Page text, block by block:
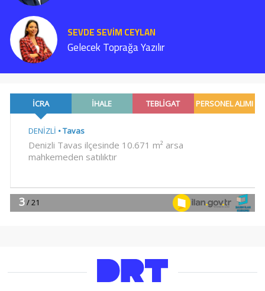
SEVDE SEVİM CEYLAN
Gelecek Toprağa Yazılır